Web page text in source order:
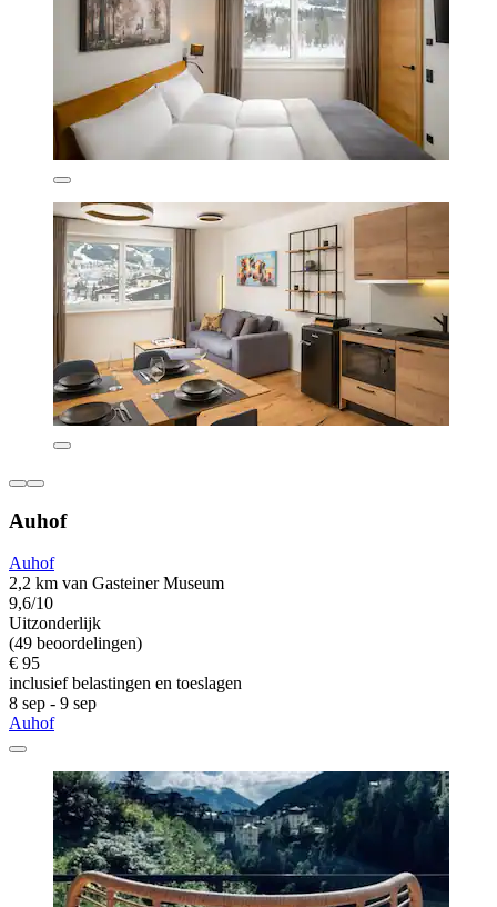
Auhof
Auhof
2,2 km van Gasteiner Museum
9,6/10
Uitzonderlijk
(49 beoordelingen)
€ 95
inclusief belastingen en toeslagen
8 sep - 9 sep
Auhof